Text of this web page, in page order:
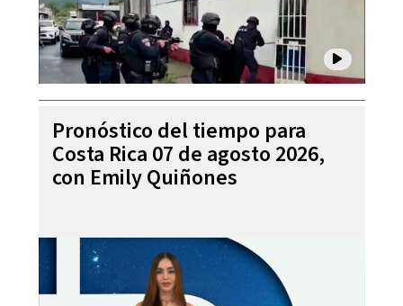
Pronóstico del tiempo para
Costa Rica 07 de agosto 2026,
con Emily Quiñones